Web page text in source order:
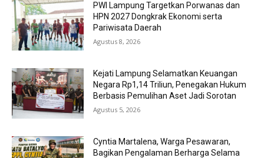
PWI Lampung Targetkan Porwanas dan
HPN 2027 Dongkrak Ekonomi serta
Pariwisata Daerah
Agustus 8, 2026
Kejati Lampung Selamatkan Keuangan
Negara Rp1,14 Triliun, Penegakan Hukum
Berbasis Pemulihan Aset Jadi Sorotan
Agustus 5, 2026
Cyntia Martalena, Warga Pesawaran,
Bagikan Pengalaman Berharga Selama